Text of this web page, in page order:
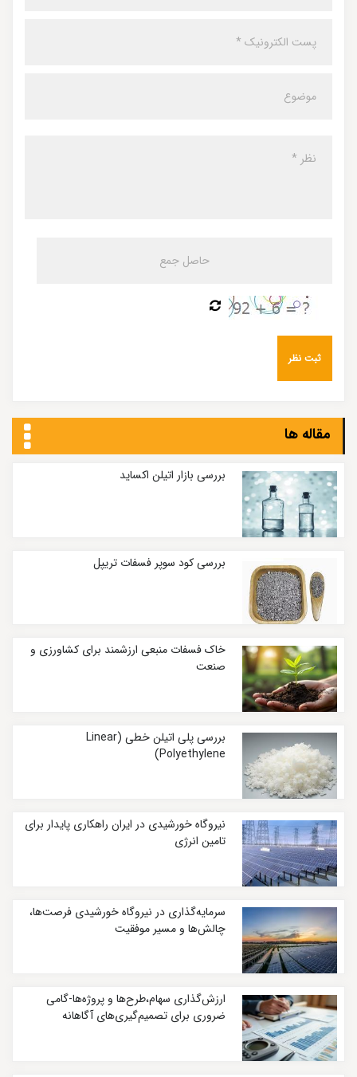
مقاله ها
بررسی بازار اتیلن اکساید
بررسی کود سوپر فسفات تریپل
خاک فسفات منبعی ارزشمند برای کشاورزی و
صنعت
بررسی پلی اتیلن خطی (Linear
Polyethylene)
نیروگاه خورشیدی در ایران راهکاری پایدار برای
تامین انرژی
سرمایه‌گذاری در نیروگاه خورشیدی فرصت‌ها،
چالش‌ها و مسیر موفقیت
ارزش‌گذاری سهام،طرح‌ها و پروژه‌ها-گامی
ضروری برای تصمیم‌گیری‌های آگاهانه